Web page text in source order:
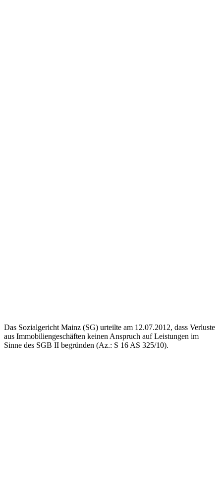
Das Sozialgericht Mainz (SG) urteilte am 12.07.2012, dass Verluste
aus Immobiliengeschäften keinen Anspruch auf Leistungen im
Sinne des SGB II begründen (Az.: S 16 AS 325/10).